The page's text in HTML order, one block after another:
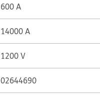
600 A
14000 A
1200 V
02644690